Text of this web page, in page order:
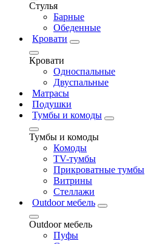
Стулья
Барные
Обеденные
Кровати
Кровати
Односпальные
Двуспальные
Матрасы
Подушки
Тумбы и комоды
Тумбы и комоды
Комоды
ТV-тумбы
Прикроватные тумбы
Витрины
Стеллажи
Outdoor мебель
Outdoor мебель
Пуфы